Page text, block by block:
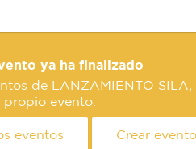
ya ha finalizado
de LANZAMIENTO SILA,
propio evento.
eventos Crear evento